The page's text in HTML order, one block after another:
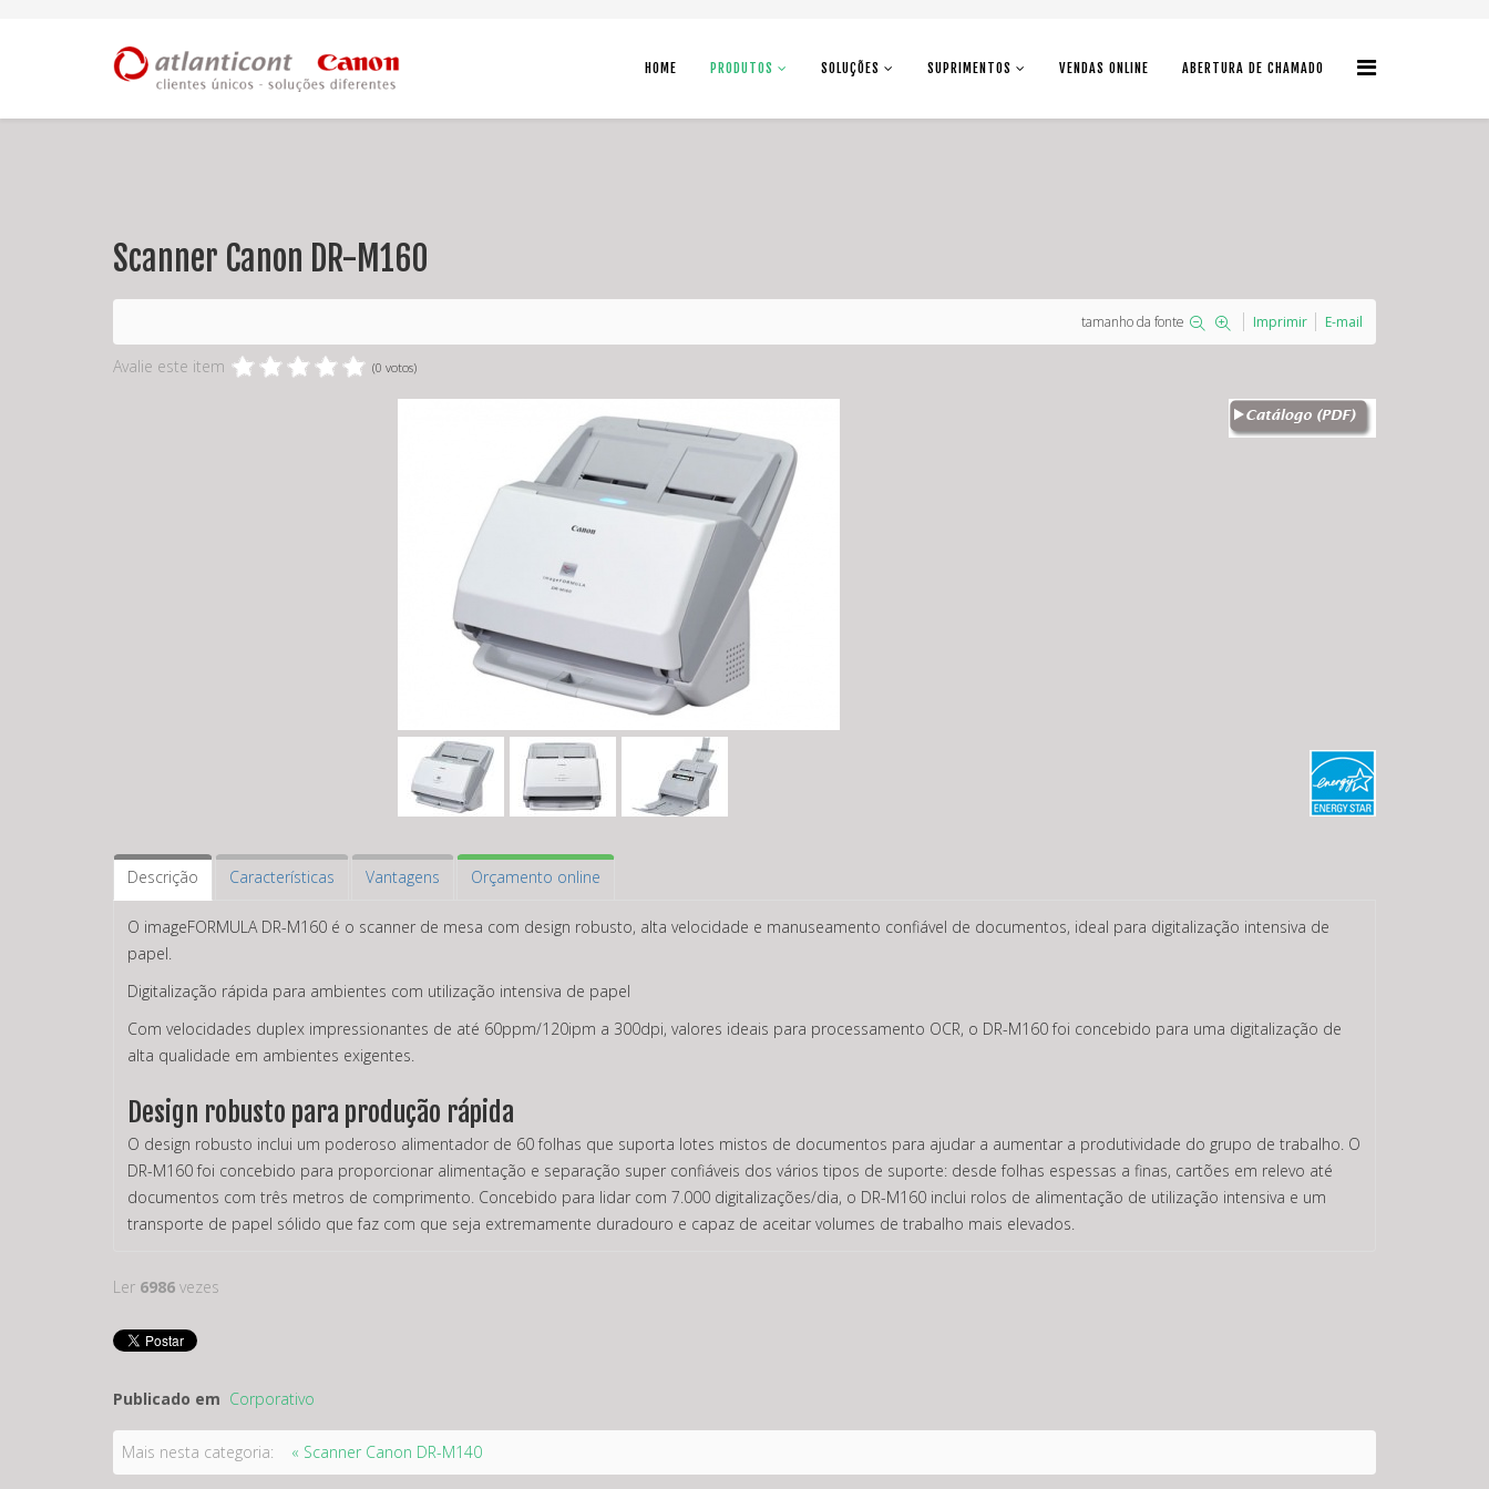
HOME PRODUTOS SOLUÇÕES SUPRIMENTOS VENDAS ONLINE ABERTURA DE CHAMADO
Scanner Canon DR-M160
tamanho da fonte Imprimir E-mail
Avalie este item (0 votos)
Descrição Características Vantagens Orçamento online
O imageFORMULA DR-M160 é o scanner de mesa com design robusto, alta velocidade e manuseamento confiável de documentos, ideal para digitalização intensiva de
papel.
Digitalização rápida para ambientes com utilização intensiva de papel
Com velocidades duplex impressionantes de até 60ppm/120ipm a 300dpi, valores ideais para processamento OCR, o DR-M160 foi concebido para uma digitalização de
alta qualidade em ambientes exigentes.
Design robusto para produção rápida
O design robusto inclui um poderoso alimentador de 60 folhas que suporta lotes mistos de documentos para ajudar a aumentar a produtividade do grupo de trabalho. O
DR-M160 foi concebido para proporcionar alimentação e separação super confiáveis dos vários tipos de suporte: desde folhas espessas a finas, cartões em relevo até
documentos com três metros de comprimento. Concebido para lidar com 7.000 digitalizações/dia, o DR-M160 inclui rolos de alimentação de utilização intensiva e um
transporte de papel sólido que faz com que seja extremamente duradouro e capaz de aceitar volumes de trabalho mais elevados.
Ler 6986 vezes
Publicado em Corporativo
Mais nesta categoria: « Scanner Canon DR-M140